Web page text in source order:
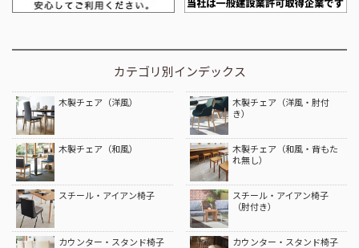
カテゴリ別インデックス
木製チェア（洋風）
木製チェア（洋風・肘付
き）
木製チェア（和風）
木製チェア（和風・背もた
れ無し）
スチール・アイアン椅子
スチール・アイアン椅子
（肘付き）
カウンター・スタンド椅子
カウンター・スタンド椅子